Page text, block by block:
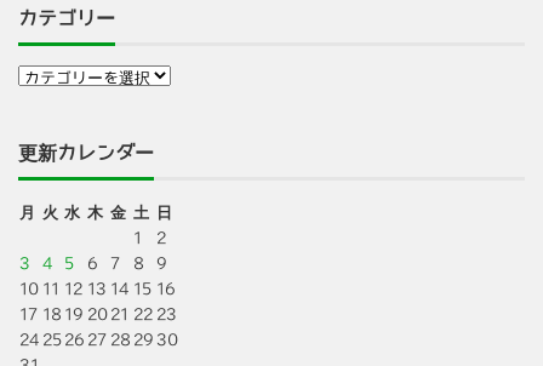
カテゴリー
更新カレンダー
月 火 水 木 金 土
日
1
2
3
4 5 6 7 8
9
10 11 12 13 14 15 16
17 18 19 20 21 22 23
24 25 26 27 28 29 30